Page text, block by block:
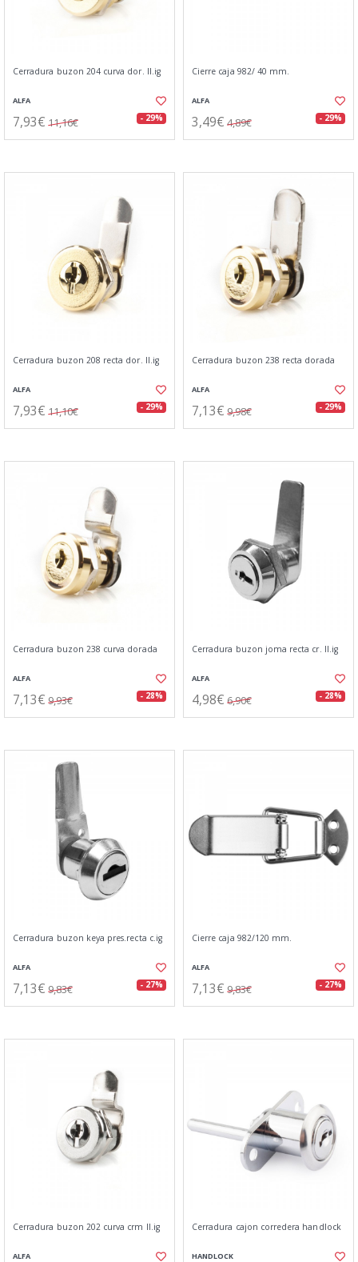
Cerradura buzon 204 curva dor. ll.ig
ALFA
7,93€ 11,16€ - 29%
Cierre caja 982/ 40 mm.
ALFA
3,49€ 4,89€ - 29%
Cerradura buzon 208 recta dor. ll.ig
ALFA
7,93€ 11,10€ - 29%
Cerradura buzon 238 recta dorada
ALFA
7,13€ 9,98€ - 29%
Cerradura buzon 238 curva dorada
ALFA
7,13€ 9,93€ - 28%
Cerradura buzon joma recta cr. ll.ig
ALFA
4,98€ 6,90€ - 28%
Cerradura buzon keya pres.recta c.ig
ALFA
7,13€ 9,83€ - 27%
Cierre caja 982/120 mm.
ALFA
7,13€ 9,83€ - 27%
Cerradura buzon 202 curva crm ll.ig
ALFA
Cerradura cajon corredera handlock
HANDLOCK